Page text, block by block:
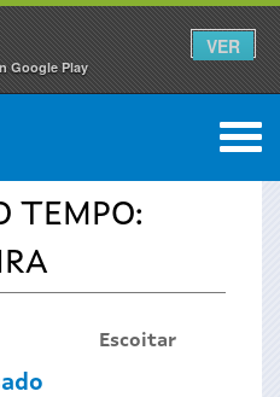
Google Play
VER
0
TEMPO:
Escoitar